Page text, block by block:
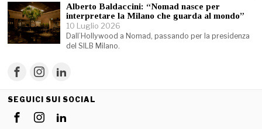
Alberto Baldaccini: “Nomad nasce per
interpretare la Milano che guarda al mondo”
10 Luglio 2026
Dall’Hollywood a Nomad, passando per la presidenza
del SILB Milano.
SEGUICI SUI SOCIAL